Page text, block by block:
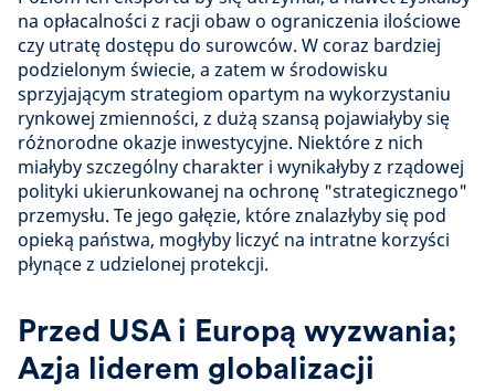
na opłacalności z racji obaw o ograniczenia ilościowe
czy utratę dostępu do surowców. W coraz bardziej
podzielonym świecie, a zatem w środowisku
sprzyjającym strategiom opartym na wykorzystaniu
rynkowej zmienności, z dużą szansą pojawiałyby się
różnorodne okazje inwestycyjne. Niektóre z nich
miałyby szczególny charakter i wynikałyby z rządowej
polityki ukierunkowanej na ochronę "strategicznego"
przemysłu. Te jego gałęzie, które znalazłyby się pod
opieką państwa, mogłyby liczyć na intratne korzyści
płynące z udzielonej protekcji.
Przed USA i Europą wyzwania;
Azja liderem globalizacji